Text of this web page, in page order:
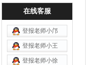
在线客服
登报老师小邝
登报老师小王
登报老师小徐